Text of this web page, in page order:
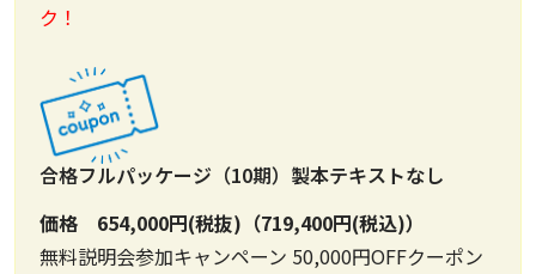
ク！
合格フルパッケージ（10期）製本テキストなし
価格 654,000円(税抜)（719,400円(税込)）
無料説明会参加キャンペーン 50,000円OFFクーポン